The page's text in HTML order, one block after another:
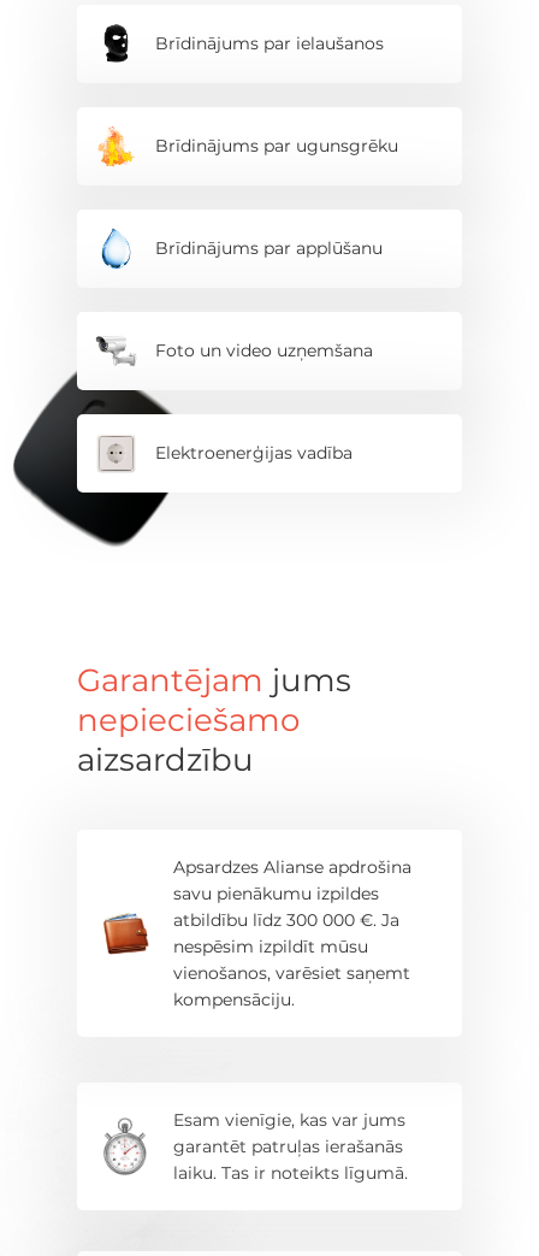
Brīdinājums par ielaušanos
Brīdinājums par ugunsgrēku
Brīdinājums par applūšanu
Foto un video uzņemšana
Elektroenerģijas vadība
Garantējam jums
nepieciešamo
aizsardzību
Apsardzes Alianse apdrošina
savu pienākumu izpildes
atbildību līdz 300 000 €. Ja
nespēsim izpildīt mūsu
vienošanos, varēsiet saņemt
kompensāciju.
Esam vienīgie, kas var jums
garantēt patruļas ierašanās
laiku. Tas ir noteikts līgumā.